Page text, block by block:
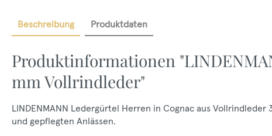
Beschreibung Produktdaten
Produktinformationen
mm Vollrindleder"
LINDENMANN Ledergürtel Herren in Cognac aus
und gepflegten Anlässen.